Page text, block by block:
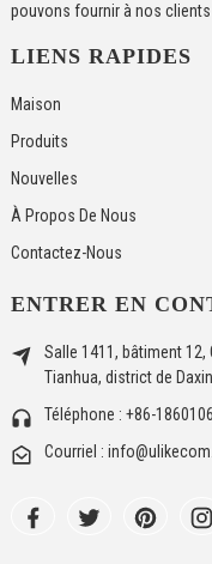
pouvons fournir à nos clients
LIENS RAPIDES
Maison
Produits
Nouvelles
À Propos De Nous
Contactez-Nous
ENTRER EN
Salle 1411, bâtiment 12,
Tianhua, district de
Téléphone : +86-
Courriel :